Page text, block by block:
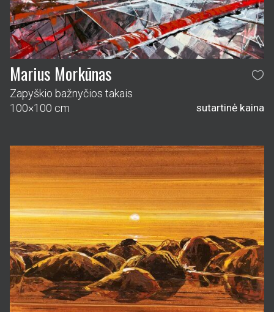
Marius Morkūnas
Zapyškio bažnyčios takais
100×100 cm
sutartinė kaina